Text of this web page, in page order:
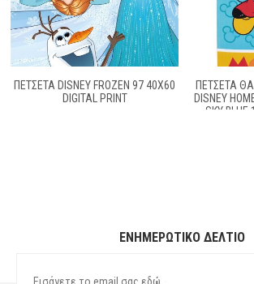
ΠΕΤΣΕΤΑ DISNEY FROZEN 97 40X60
DIGITAL PRINT
ΠΕΤΣΈΤΑ
DISNEY
SKY BLUE
ΕΝΗΜΕΡΩΤΙΚΌ ΔΕΛΤΊΟ